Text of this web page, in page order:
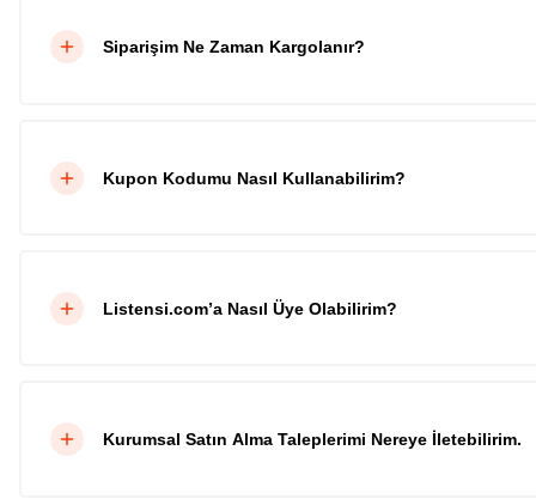
Siparişim Ne Zaman Kargolanır?
Kupon Kodumu Nasıl Kullanabilirim?
Listensi.com’a Nasıl Üye Olabilirim?
Kurumsal Satın Alma Taleplerimi Nereye İletebilirim.